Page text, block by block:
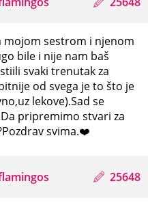
mojom sestrom i njenom
bile i nije nam baš
svaki trenutak za
od svega je to što je
lekove).Sad se
pripremimo stvari za
svima.❤️
25648